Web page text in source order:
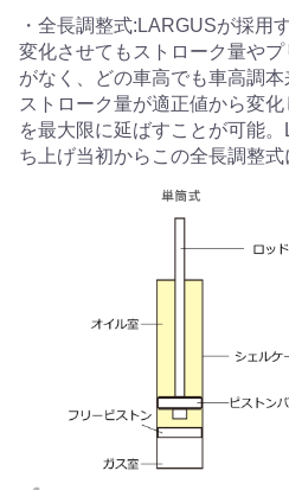
・全長調整式:LARGUSが採用
変化させてもストローク量や
がなく、どの車高でも車高調
ストローク量が適正値から変
を最大限に延ばすことが可能
ち上げ当初からこの全長調整式